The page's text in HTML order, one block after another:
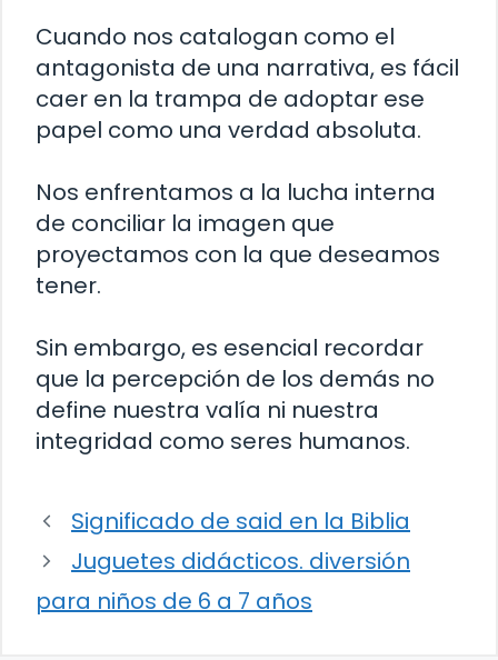
Cuando nos catalogan como el
antagonista de una narrativa, es fácil
caer en la trampa de adoptar ese
papel como una verdad absoluta.
Nos enfrentamos a la lucha interna
de conciliar la imagen que
proyectamos con la que deseamos
tener.
Sin embargo, es esencial recordar
que la percepción de los demás no
define nuestra valía ni nuestra
integridad como seres humanos.
Significado de said en la Biblia
Juguetes didácticos. diversión
para niños de 6 a 7 años